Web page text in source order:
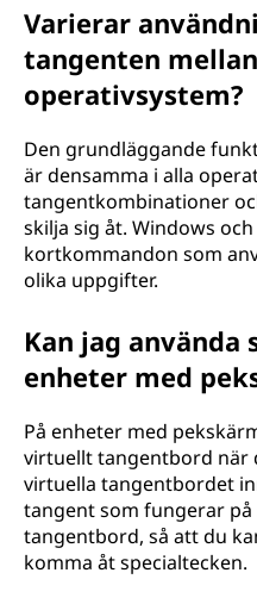
Varierar
tangenten
operativsystem?
Den grundläggande
är densamma i alla
tangentkombinationer
skilja sig åt. Windows
kortkommandon som
olika uppgifter.
Kan jag
enheter med
På enheter med
virtuellt tangentbord när
virtuella tangentbordet
tangent som fungerar
tangentbord, så att du
komma åt specialtecken.